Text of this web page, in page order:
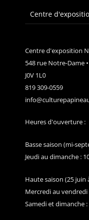
Centre
Centre d'exposition
548 rue Notre-Dame
J0V 1L0
819 309-0559
Heures d'ouverture :
Basse saison (mi-
Jeudi au dimanche :
Haute saison (25 juin
Mercredi au vendredi
Samedi et dimanche :